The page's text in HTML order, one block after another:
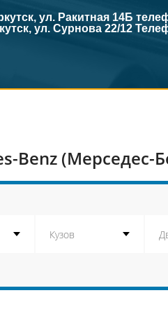
ул. Ракитная 14Б
ул. Сурнова 22/12
Benz (Мерседес-